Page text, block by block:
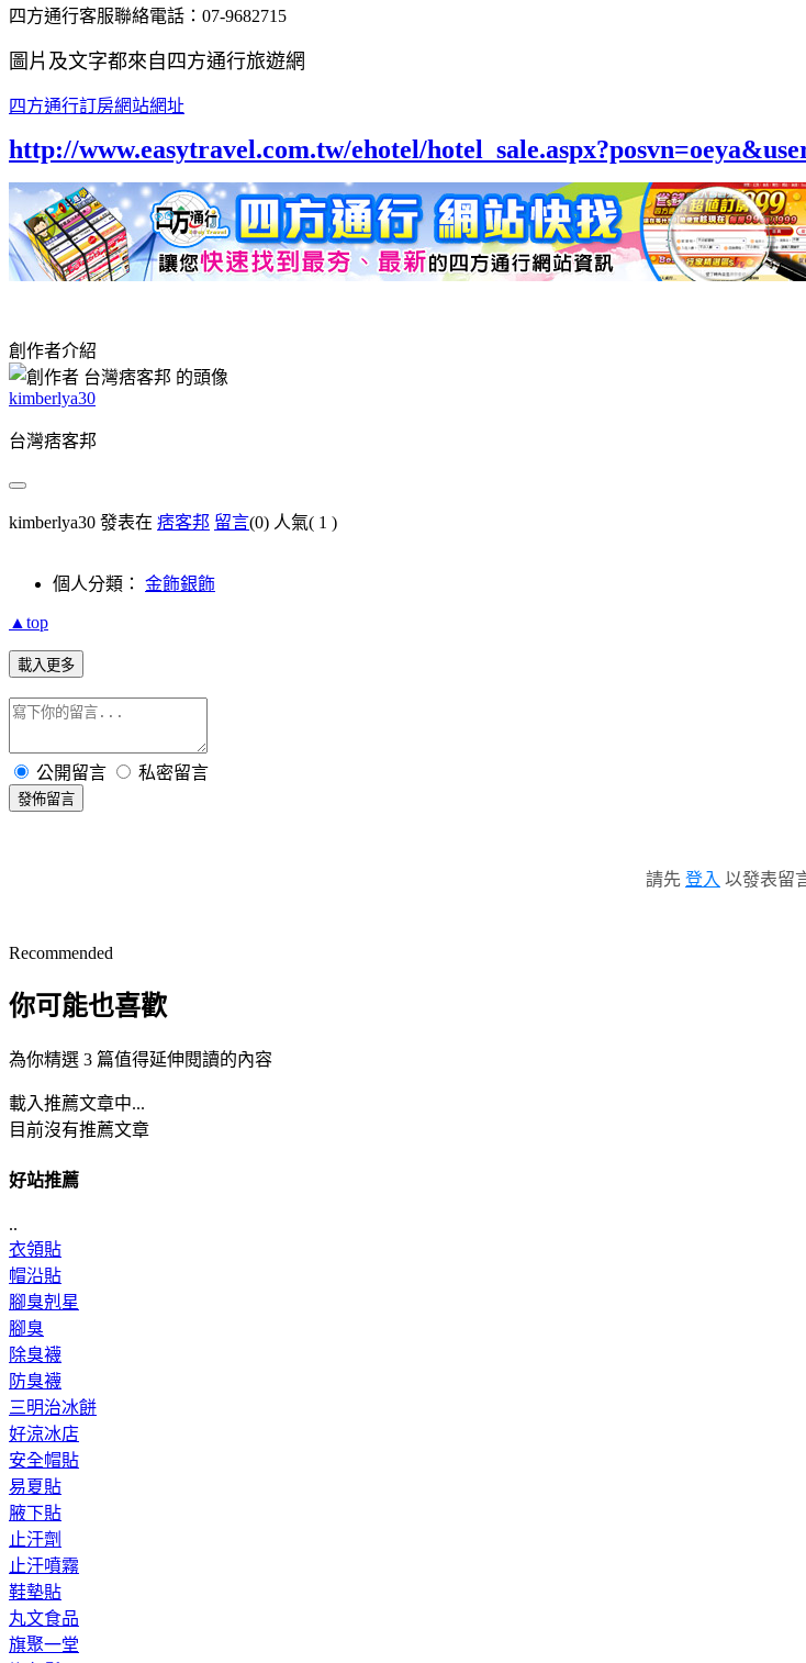
四方通行客服聯絡電話：07-9682715
圖片及文字都來自四方通行旅遊網
四方通行訂房網站網址
http://www.easytravel.com.tw/ehotel/
創作者介紹
kimberlya30
台灣痞客邦
kimberlya30 發表在 痞客邦 留言(0) 人氣( 1 )
個人分類： 金飾銀飾
▲top
載入更多
公開留言 私密留言
發佈留言
請先 登入 以發表留
Recommended
你可能也喜歡
為你精選 3 篇值得延伸閱讀的內容
載入推薦文章中...
目前沒有推薦文章
好站推薦
..
衣領貼
帽沿貼
腳臭剋星
腳臭
除臭襪
防臭襪
三明治冰餅
好涼冰店
安全帽貼
易夏貼
腋下貼
止汗劑
止汗噴霧
鞋墊貼
丸文食品
旗聚一堂